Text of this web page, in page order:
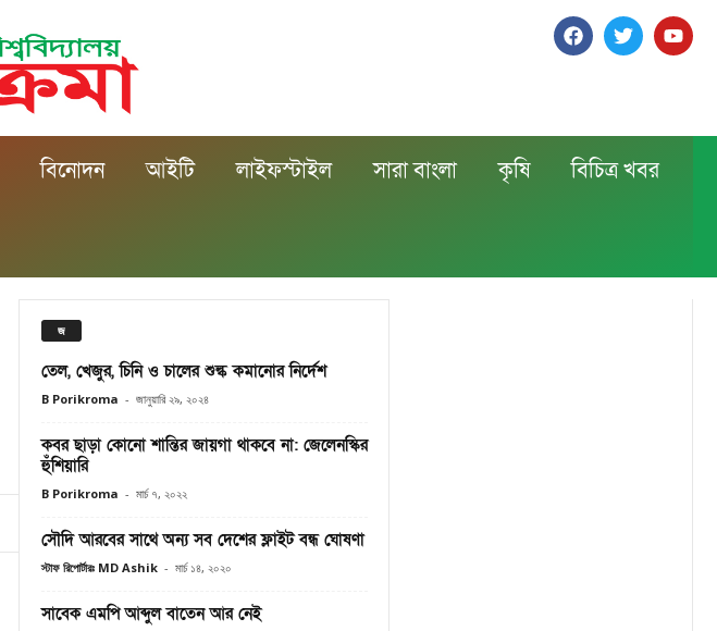
বিনোদন আইটি লাইফস্টাইল সারা বাংলা কৃষি বিচিত্র খবর
জ
তেল, খেজুর, চিনি ও চালের শুল্ক কমানোর নির্দেশ
B Porikroma - জানুয়ারি ২৯, ২০২৪
কবর ছাড়া কোনো শান্তির জায়গা থাকবে না: জেলেনস্কির
হুঁশিয়ারি
B Porikroma - মার্চ ৭, ২০২২
সৌদি আরবের সাথে অন্য সব দেশের ফ্লাইট বন্ধ ঘোষণা
স্টাফ রিপোর্টারঃ MD Ashik - মার্চ ১৪, ২০২০
সাবেক এমপি আব্দুল বাতেন আর নেই